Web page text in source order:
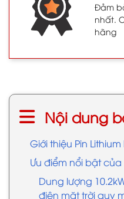
Đảm
nhất.
hãng
Nội dung
Giới thiệu Pin Lithium
Ưu điểm nổi bật của
Dung lượng
điện mặt trời quy